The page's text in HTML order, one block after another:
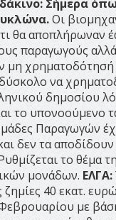
Σήμερα
Οι
θα αποπλήρωναν
παραγωγούς
μη χρηματοδότησή
να
δημοσίου
το υπονοούμενο
Παραγωγών
δεν τα αποδίδουν
το θέμα
μονάδων.ΕΛΓΑ:
40 εκατ.
με